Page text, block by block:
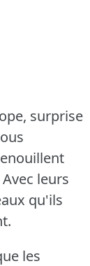
surprise
Avec leurs
qu'ils
les